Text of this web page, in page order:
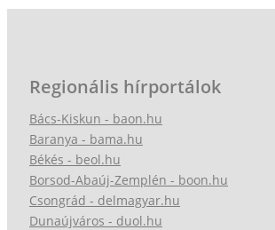
Regionális hírportálok
Bács-Kiskun - baon.hu
Baranya - bama.hu
Békés - beol.hu
Borsod-Abaúj-Zemplén - boon.hu
Csongrád - delmagyar.hu
Dunaújváros - duol.hu